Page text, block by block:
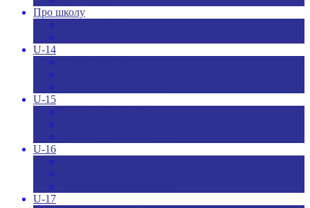
Про школу
U-14
U-15
U-16
U-17